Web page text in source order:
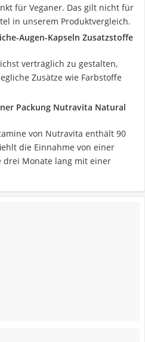
für Veganer. Das gilt nicht für
in unserem Produktvergleich.
Augen-Kapseln Zusatzstoffe
verträglich zu gestalten,
Zusätze wie Farbstoffe
Packung Nutravita Natural
von Nutravita enthält 90
die Einnahme von einer
drei Monate lang mit einer